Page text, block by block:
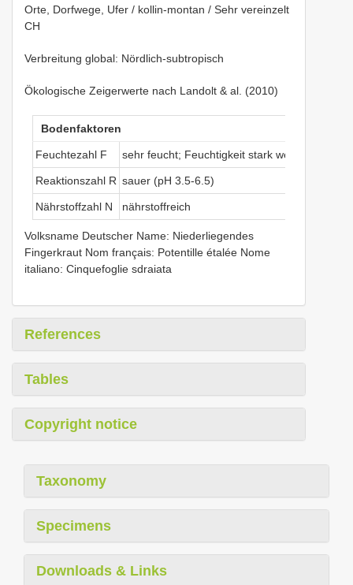
Orte, Dorfwege, Ufer / kollin-montan / Sehr vereinzelt
CH
Verbreitung global: Nördlich-subtropisch
Ökologische Zeigerwerte nach Landolt & al. (2010)
Bodenfaktoren
Feuchtezahl F sehr feucht; Feuchtigkeit stark wechselnd
Reaktionszahl R sauer (pH 3.5-6.5)
Nährstoffzahl N nährstoffreich
Volksname Deutscher Name: Niederliegendes
Fingerkraut Nom français: Potentille étalée Nome
italiano: Cinquefoglie sdraiata
References
Tables
Copyright notice
Taxonomy
Specimens
Downloads & Links